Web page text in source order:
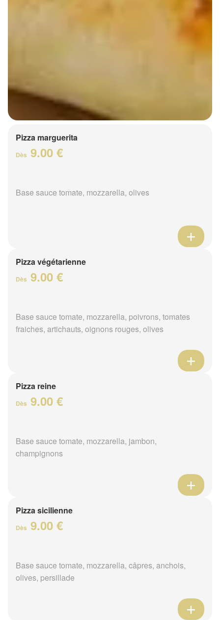
Pizza marguerita
Dès 9.00 €
Base sauce tomate, mozzarella, olives
Pizza végétarienne
Dès 9.00 €
Base sauce tomate, mozzarella, poivrons, tomates
fraiches, artichauts, oignons rouges, olives
Pizza reine
Dès 9.00 €
Base sauce tomate, mozzarella, jambon,
champignons
Pizza sicilienne
Dès 9.00 €
Base sauce tomate, mozzarella, câpres, anchois,
olives, persillade